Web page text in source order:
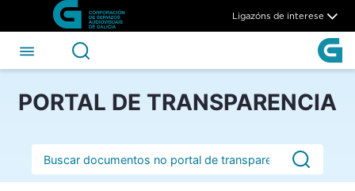
Skip to Main Content
MAIS VIVAS - CSAGLigazóns de interese
PORTAL DE TRANSPARENCIA
Barra de busca